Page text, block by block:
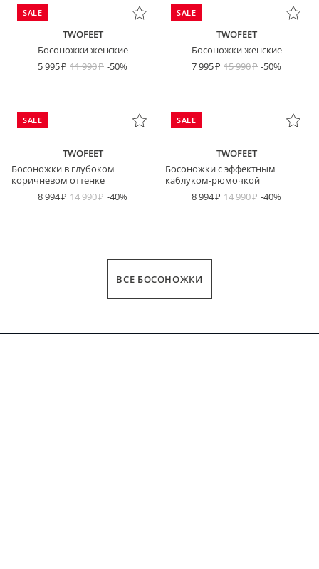
SALE
TWOFEET
Босоножки женские
5 995
11 990 -50%
SALE
TWOFEET
Босоножки женские
7 995
15 990 -50%
SALE
TWOFEET
Босоножки в глубоком
коричневом оттенке
8 994
14 990 -40%
SALE
TWOFEET
Босоножки с эффектным
каблуком-рюмочкой
8 994
14 990 -40%
ВСЕ БОСОНОЖКИ